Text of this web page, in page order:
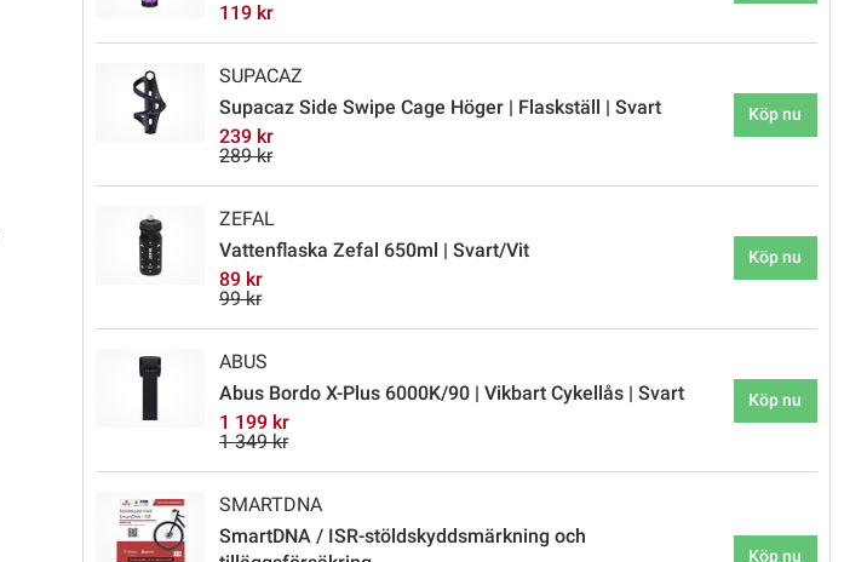
119 kr
SUPACAZ
Supacaz Side Swipe Cage Höger | Flaskställ | Svart
239 kr
289 kr
Köp nu
ZEFAL
Vattenflaska Zefal 650ml | Svart/Vit
89 kr
99 kr
Köp nu
ABUS
Abus Bordo X-Plus 6000K/90 | Vikbart Cykellås | Svart
1 199 kr
1 349 kr
Köp nu
SMARTDNA
SmartDNA / ISR-stöldskyddsmärkning och
Köp nu